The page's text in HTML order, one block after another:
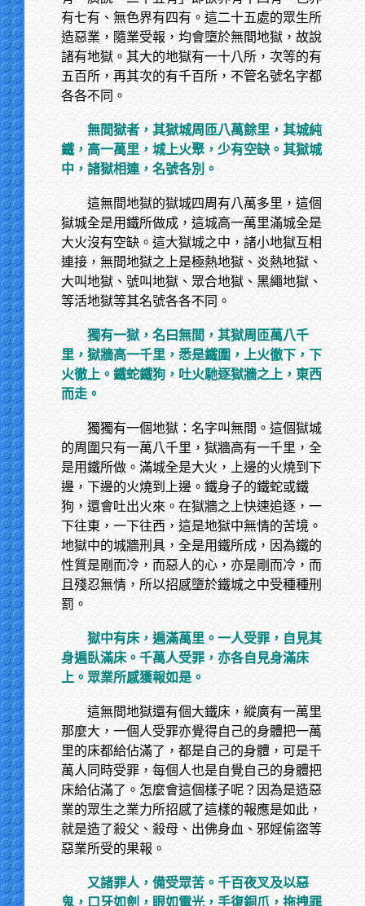
有七有、無色界有四有。這二十五處的眾生所
造惡業，隨業受報，均會墮於無間地獄，故說
諸有地獄。其大的地獄有一十八所，次等的有
五百所，再其次的有千百所，不管名號名字都
各各不同。
無間獄者，其獄城周匝八萬餘里，其城純
鐵，高一萬里，城上火聚，少有空缺。其獄城
中，諸獄相連，名號各別。
這無間地獄的獄城四周有八萬多里，這個
獄城全是用鐵所做成，這城高一萬里滿城全是
大火沒有空缺。這大獄城之中，諸小地獄互相
連接，無間地獄之上是極熱地獄、炎熱地獄、
大叫地獄、號叫地獄、眾合地獄、黑繩地獄、
等活地獄等其名號各各不同。
獨有一獄，名曰無間，其獄周匝萬八千
里，獄牆高一千里，悉是鐵圍，上火徹下，下
火徹上。鐵蛇鐵狗，吐火馳逐獄牆之上，東西
而走。
獨獨有一個地獄：名字叫無間。這個獄城
的周圍只有一萬八千里，獄牆高有一千里，全
是用鐵所做。滿城全是大火，上邊的火燒到下
邊，下邊的火燒到上邊。鐵身子的鐵蛇或鐵
狗，還會吐出火來。在獄牆之上快速追逐，一
下往東，一下往西，這是地獄中無情的苦境。
地獄中的城牆刑具，全是用鐵所成，因為鐵的
性質是剛而冷，而惡人的心，亦是剛而冷，而
且殘忍無情，所以招感墮於鐵城之中受種種刑
罰。
獄中有床，遍滿萬里。一人受罪，自見其
身遍臥滿床。千萬人受罪，亦各自見身滿床
上。眾業所感獲報如是。
這無間地獄還有個大鐵床，縱廣有一萬里
那麼大，一個人受罪亦覺得自己的身體把一萬
里的床都給佔滿了，都是自己的身體，可是千
萬人同時受罪，每個人也是自覺自己的身體把
床給佔滿了。怎麼會這個樣子呢？因為是造惡
業的眾生之業力所招感了這樣的報應是如此，
就是造了殺父、殺母、出佛身血、邪婬偷盜等
惡業所受的果報。
又諸罪人，備受眾苦。千百夜叉及以惡
鬼，口牙如劍，眼如電光，手復銅爪，拖拽罪